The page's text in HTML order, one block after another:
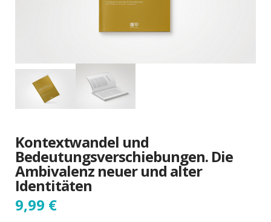
Kontextwandel und
Bedeutungsverschiebungen. Die
Ambivalenz neuer und alter
Identitäten
9,99 €